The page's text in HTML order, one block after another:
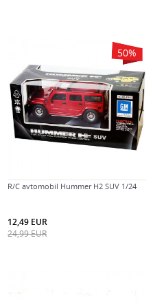
50%
R/C avtomobil Hummer H2 SUV 1/24
12,49 EUR
24,99EUR